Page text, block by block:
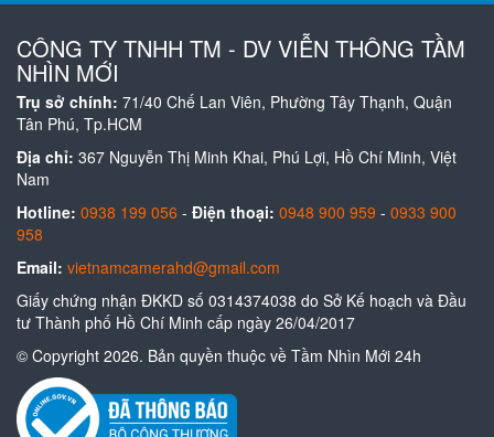
CÔNG TY TNHH TM - DV VIỄN THÔNG TẦM
NHÌN MỚI
Trụ sở chính: 71/40 Chế Lan Viên, Phường Tây Thạnh, Quận
Tân Phú, Tp.HCM
Địa chỉ: 367 Nguyễn Thị Minh Khai, Phú Lợi, Hồ Chí Minh, Việt
Nam
Hotline: 0938 199 056 - Điện thoại: 0948 900 959 - 0933 900
958
Email: vietnamcamerahd@gmail.com
Giấy chứng nhận ĐKKD số 0314374038 do Sở Kế hoạch và Đầu
tư Thành phố Hồ Chí Minh cấp ngày 26/04/2017
© Copyright 2026. Bản quyền thuộc về Tầm Nhìn Mới 24h